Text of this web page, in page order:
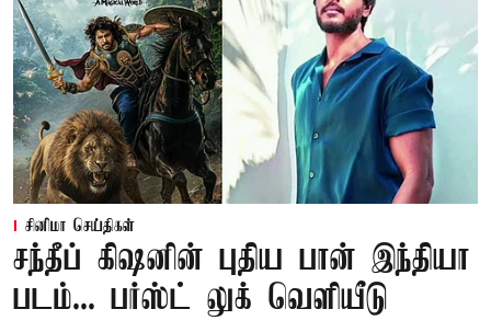
சினிமா செய்திகள்
சந்தீப் கிஷனின் புதிய பான் இந்தியா
படம்... பர்ஸ்ட் லுக் வெளியீடு